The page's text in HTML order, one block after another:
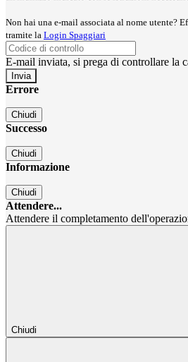
Non hai una e-mail associata al nome utente?
tramite la Login Spaggiari
E-mail inviata, si prega di controllare la
Errore
Chiudi
Successo
Chiudi
Informazione
Chiudi
Attendere...
Attendere il completamento
Chiudi